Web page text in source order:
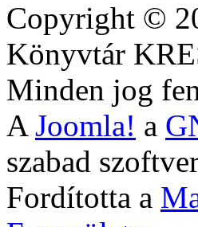
Copyright ©
Könyvtár
Minden jog
A Joomla! a
szabad
Fordította a